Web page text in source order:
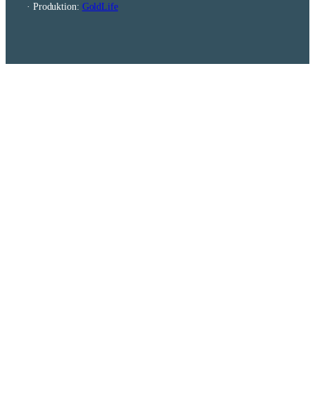
· Produktion: GoldLife